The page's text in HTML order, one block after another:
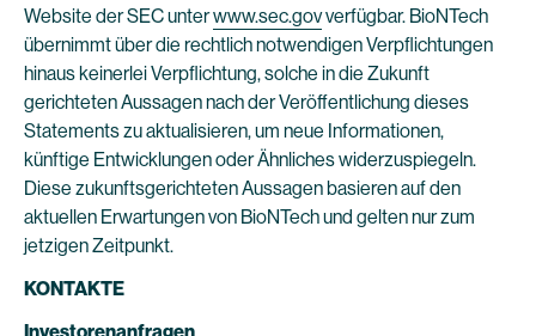
Website der SEC unterwww.sec.govverfügbar. BioNTech
übernimmt über die rechtlich notwendigen Verpflichtungen
hinaus keinerlei Verpflichtung, solche in die Zukunft
gerichteten Aussagen nach der Veröffentlichung dieses
Statements zu aktualisieren, um neue Informationen,
künftige Entwicklungen oder Ähnliches widerzuspiegeln.
Diese zukunftsgerichteten Aussagen basieren auf den
aktuellen Erwartungen von BioNTech und gelten nur zum
jetzigen Zeitpunkt.
KONTAKTE